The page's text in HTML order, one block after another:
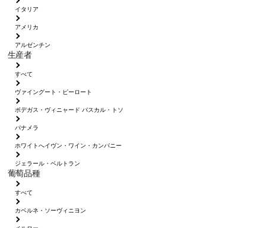
イタリア
アメリカ
アルゼンチン
生産者
すべて
ヴァイングート・ピーロート
ボデガス・ヴィニャード パスカル・トソ
パナメラ
ホワイトへイヴン・ワイン・カンパニー
ジェラール・ベルトラン
葡萄品種
すべて
カベルネ・ソーヴィニヨン